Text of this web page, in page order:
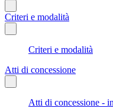
Criteri e modalità
Criteri e modalità
Atti di concessione
Atti di concessione -